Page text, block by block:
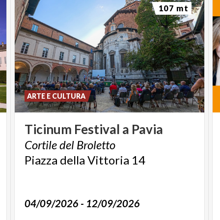
Ticinum Festival a Pavia
Cortiledel Broletto
Piazza della Vittoria 14
04/09/2026 - 12/09/2026
ARTE E CULTURA
107 mt